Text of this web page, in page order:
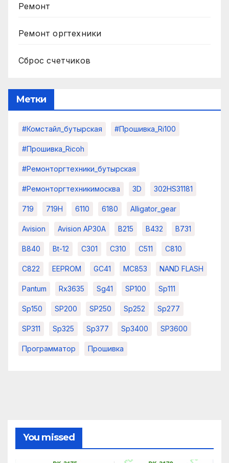
Ремонт
Ремонт оргтехники
Сброс счетчиков
Метки
#комстайл_бутырская #прошивка_Ri100
#прошивка_Ricoh
#ремонторгтехники_бутырская
#ремонторгтехникимосква 3D 302HS31181
719 719H 6110 6180 Alligator_gear
Avision Avision AP30A B215 B432 B731
B840 Bt-12 C301 C310 C511 C810
C822 EEPROM GC41 MC853 NAND FLASH
Pantum Rx3635 Sg41 SP100 Sp111
Sp150 SP200 SP250 Sp252 Sp277
SP311 Sp325 Sp377 Sp3400 SP3600
Программатор Прошивка
You missed